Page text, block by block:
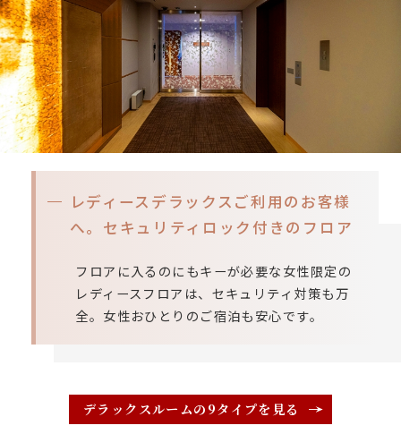
レディースデラックスご利用のお客様
へ。 セキュリティロック付きのフロア
フロアに入るのにもキーが必要な女性限定の
レディースフロアは、セキュリティ対策も万
全。女性おひとりのご宿泊も安心です。
デラックスルームの9タイプを見る